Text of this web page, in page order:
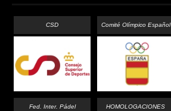
CSD Comité Olímpico Español
Fed. Inter. Pádel HOMOLOGACIONES